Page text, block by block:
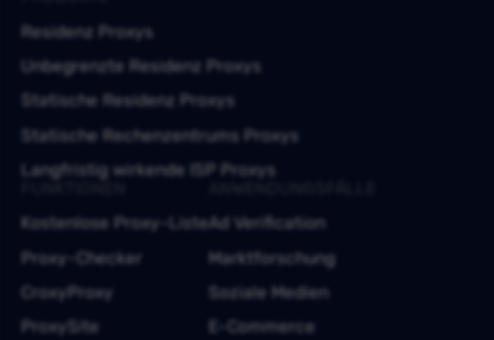
Residenz Proxys
Unbegrenzte Residenz Proxys
Statische Residenz Proxys
Statische Rechenzentrums Proxys
Langfristig wirkende ISP Proxys
Kostenlose Proxy-Liste
Proxy-Checker
CroxyProxy
ProxySite
Ad Verification
Marktforschung
Soziale Medien
E-Commerce